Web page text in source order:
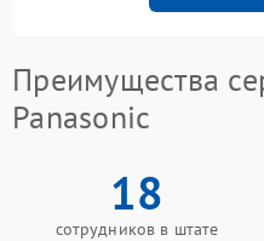
Преимущества
Panasonic
18
сотрудников в штате